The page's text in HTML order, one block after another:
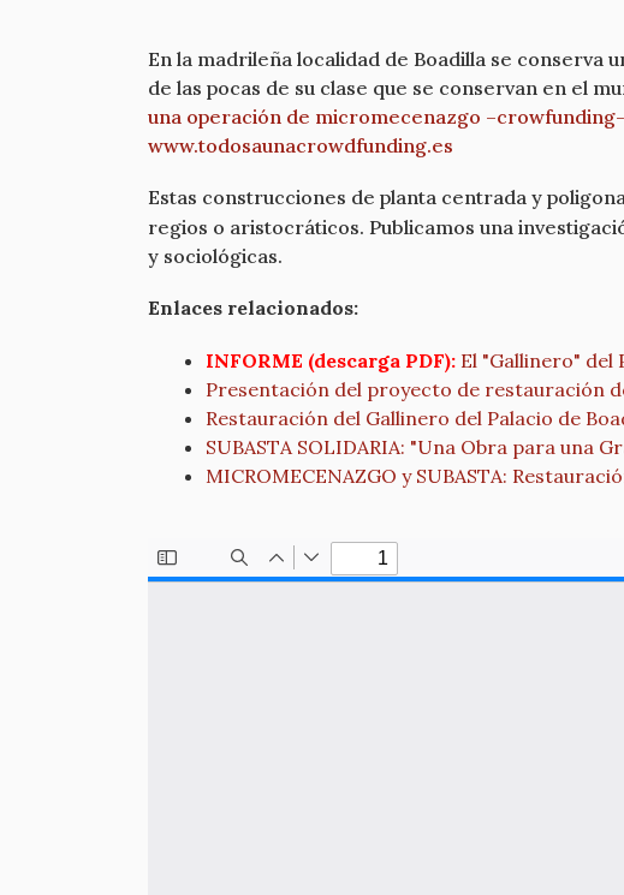
En la madrileña localidad de Boadilla se
de las pocas de su clase que se conservan en el
una operación de micromecenazgo –crowfunding-
www.todosaunacrowdfunding.es
Estas construcciones de planta centrada y
regios o aristocráticos. Publicamos una
y sociológicas.
Enlaces relacionados:
INFORME (descarga PDF): El "Gallinero" del
Presentación del proyecto de restauración
Restauración del Gallinero del Palacio de
SUBASTA SOLIDARIA: "Una Obra para una
MICROMECENAZGO y SUBASTA: